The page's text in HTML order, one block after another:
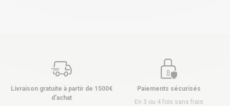
Livraison gratuite à partir de 1500€
d’achat
Paiements sécurisés
En 3 ou 4 fois sans frais